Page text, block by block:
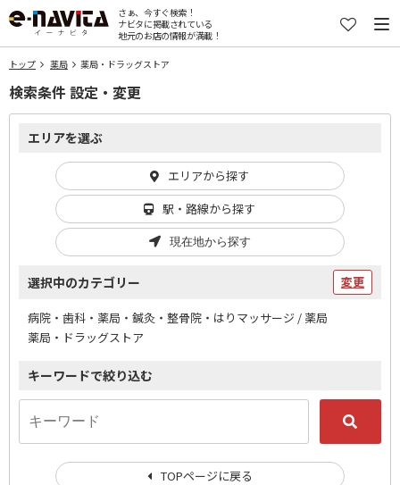
さぁ、今すぐ検索！
ナビタに掲載されている
地元のお店の情報が満載！
トップ 薬局 薬局・ドラッグストア
検索条件 設定・変更
エリアを選ぶ
エリアから探す
駅・路線から探す
現在地から探す
選択中のカテゴリー 変更
病院・歯科・薬局・鍼灸・整骨院・はりマッサージ / 薬局
薬局・ドラッグストア
キーワードで絞り込む
TOPページに戻る